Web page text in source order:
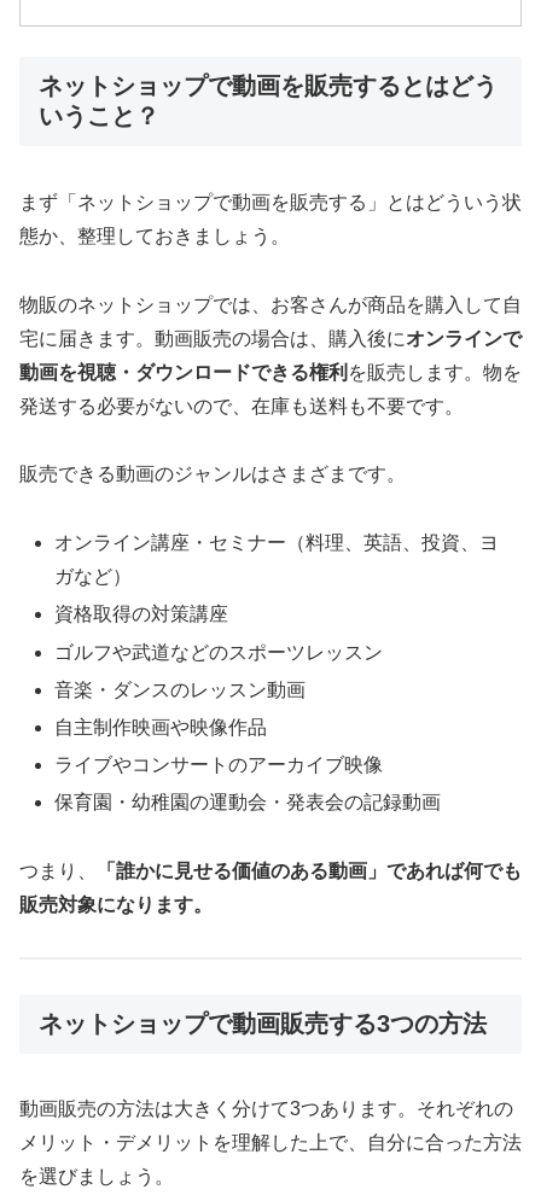
ネットショップで動画を販売するとはどう
いうこと？
まず「ネットショップで動画を販売する」とはどういう状
態か、整理しておきましょう。
物販のネットショップでは、お客さんが商品を購入して自
宅に届きます。動画販売の場合は、購入後にオンラインで
動画を視聴・ダウンロードできる権利 を販売します。物を
発送する必要がないので、在庫も送料も不要です。
販売できる動画のジャンルはさまざまです。
オンライン講座・セミナー（料理、英語、投資、ヨ
ガなど）
資格取得の対策講座
ゴルフや武道などのスポーツレッスン
音楽・ダンスのレッスン動画
自主制作映画や映像作品
ライブやコンサートのアーカイブ映像
保育園・幼稚園の運動会・発表会の記録動画
つまり、
「誰かに見せる価値のある動画」であれば何でも
販売対象になります。
ネットショップで動画販売する3つの方法
動画販売の方法は大きく分けて3つあります。それぞれの
メリット・デメリットを理解した上で、自分に合った方法
を選びましょう。